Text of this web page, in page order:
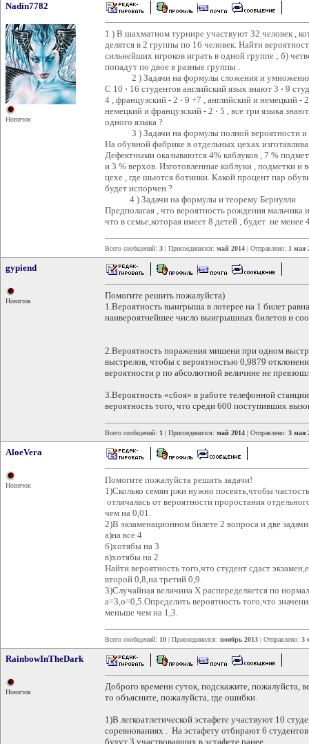
Nadin7782
Новичок
1 ) В шахматном турнире участвуют 32 человек ,
делятся в 2 группы по 16 человек. Найти
сильнейших игроков играть в одной группе ; б)
попадут по двое в разные группы .
2 ) Задачи на формулы сложения и умножения
С 10 ⋅ 16 студентов английский язык знают 3 ⋅ 9
4 , французский - 2 ⋅ 9 +7 , английский и немецкий -
немецкий и французский - 2 ⋅ 5 , все три языка
одного языка ?
3 ) Задачи на формулы полной вероятности и
На обувной фабрике в отдельных цехах
Дефектными оказываются 4% каблуков , 7 %
и 3 % верхов. Изготовленные каблуки , подметки
цехе , где шьются ботинки. Какой процент пар
будет испорчен ?
4 ) Задачи на формулы и теорему Бернулли
Предполагая , что вероятность рождения мальчика
что в семье,которая имеет 8 детей , будет не менее
Всего сообщений: 3 | Присоединился: май 2014 | Отправлено: 1 мая
gypiend
Новичок
Помогите решить пожалуйста)
1.Вероятность выигрыша в лотерее на 1 билет
наивероятнейшее число выигрышных билетов и
2.Вероятность поражения мишени при одном
выстрелов, чтобы с вероятностью 0,9879
вероятности р по абсолютной величине не
3.Вероятность «сбоя» в работе телефонной
вероятность того, что среди 600 поступивших
Всего сообщений: 1 | Присоединился: май 2014 | Отправлено: 3 мая
AloeVera
Новичок
Помогите пожалуйста решить задачи!
1)Сколько семян ржи нужно посеять,чтобы
отличалась от вероятности проростания
чем на 0,01.
2)В экзаменационном билете 2 вопроса и две
а)на все 4
б)хотябы на 3
в)хотябы на 2
Найти вероятность того,что студент сдаст
второй 0,8,на третий 0,9.
3)Случайная величина X распеределяется по
а=3,о=0,5.Определить вероятность того,что
меньше чем на 1,3.
Всего сообщений: 10 | Присоединился: ноябрь 2013 | Отправлено: 3
RainbowInTheDark
Новичок
Доброго времени суток, подскажите, пожалуйста,
то объясните, пожалуйста, где ошибки.
1)В легкоатлетической эстафете участвуют 10
соревнованиях . На эстафету отбирают 6
будут 3 участвовавших в эстафете ранее.